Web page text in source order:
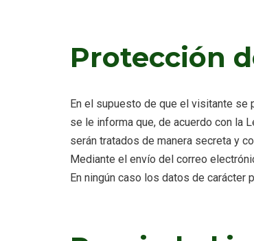
Protección
En el supuesto de que el visitante se
se le informa que, de acuerdo con la
serán tratados de manera secreta y
Mediante el envío del correo
En ningún caso los datos de